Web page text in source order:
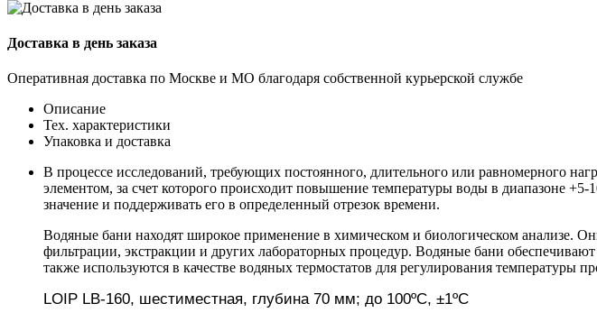
Доставка в день заказа
Оперативная доставка по Москве и МО благодаря собственной курьерской службе
Описание
Тех. характеристики
Упаковка и доставка
В процессе исследований, требующих постоянного, длительного или равномерного
элементом, за счет которого происходит повышение температуры воды в диапазоне
значение и поддерживать его в определенный отрезок времени.
Водяные бани находят широкое применение в химическом и биологическом анализе.
фильтрации, экстракции и других лабораторных процедур. Водяные бани
также используются в качестве водяных термостатов для регулирования
LOIP LB-160, шестиместная, глубина 70 мм; до 100ºС, ±1ºС